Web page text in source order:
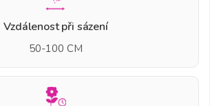
Vzdálenost při sázení
50-100 CM